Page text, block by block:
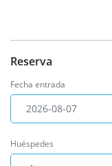
Reserva
Fecha entrada
Huéspedes